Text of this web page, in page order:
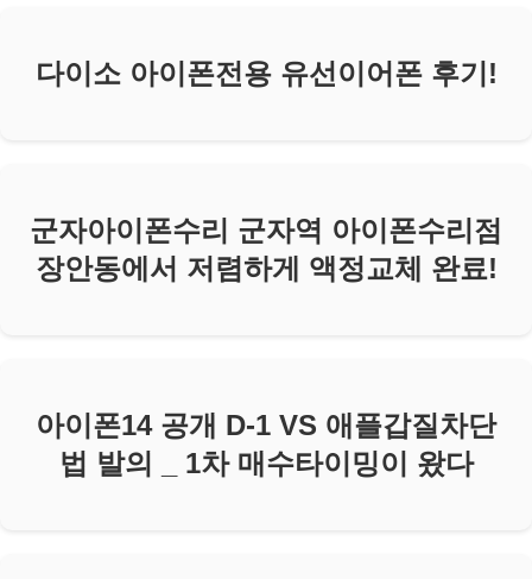
다이소 아이폰전용 유선이어폰 후기!
군자아이폰수리 군자역 아이폰수리점
장안동에서 저렴하게 액정교체 완료!
아이폰14 공개 D-1 VS 애플갑질차단
법 발의 _ 1차 매수타이밍이 왔다